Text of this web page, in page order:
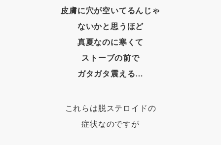
皮膚に穴が空いてるんじゃ
ないかと思うほど
真夏なのに寒くて
ストーブの前で
ガタガタ震える…
これらは脱ステロイドの
症状なのですが